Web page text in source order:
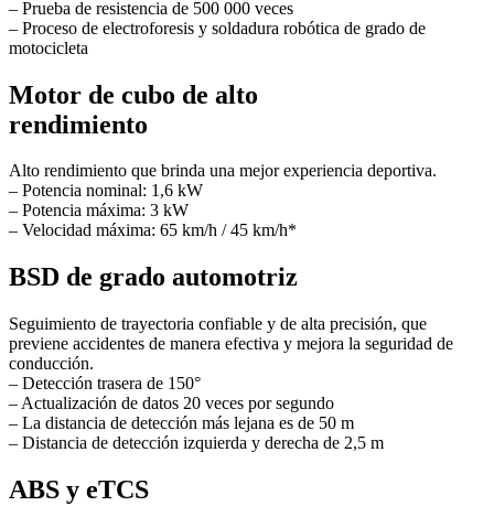
– Prueba de resistencia de 500 000 veces
– Proceso de electroforesis y soldadura robótica de grado de
motocicleta
Motor de cubo de alto
rendimiento
Alto rendimiento que brinda una mejor experiencia deportiva.
– Potencia nominal: 1,6 kW
– Potencia máxima: 3 kW
– Velocidad máxima: 65 km/h / 45 km/h*
BSD de grado automotriz
Seguimiento de trayectoria confiable y de alta precisión, que
previene accidentes de manera efectiva y mejora la seguridad de
conducción.
– Detección trasera de 150°
– Actualización de datos 20 veces por segundo
– La distancia de detección más lejana es de 50 m
– Distancia de detección izquierda y derecha de 2,5 m
ABS y eTCS